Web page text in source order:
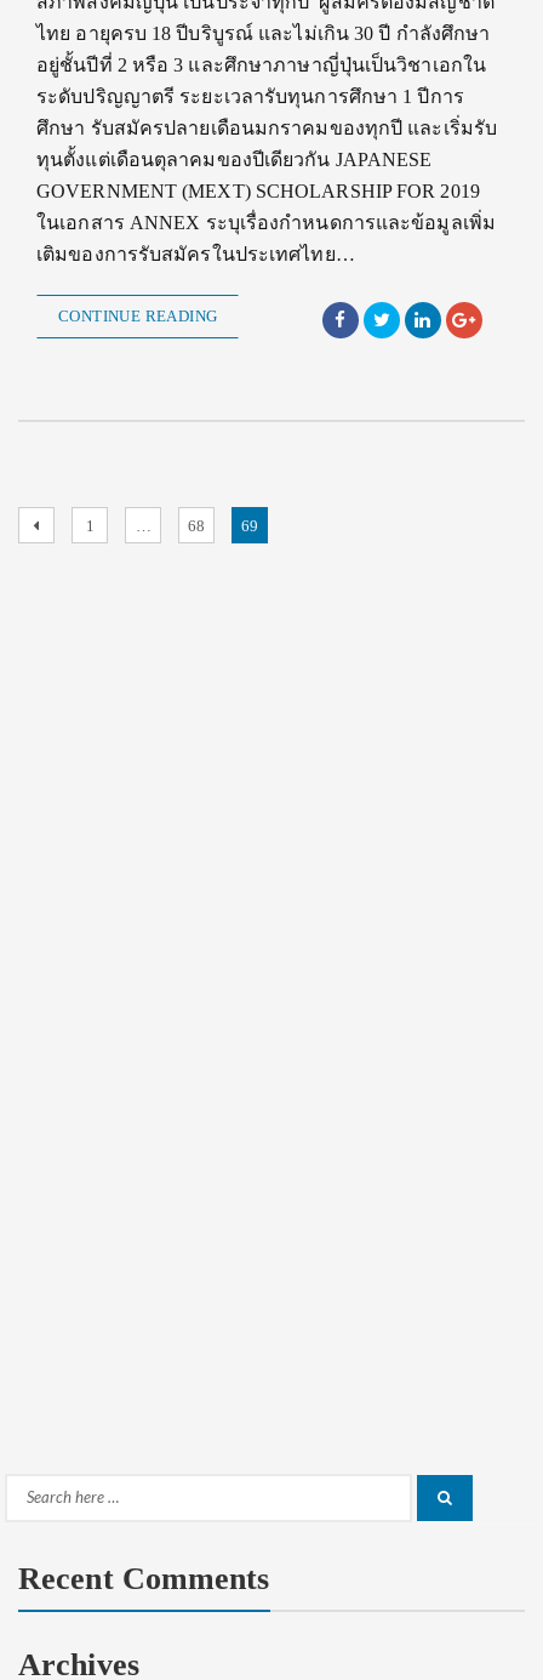
ไทย อายุครบ 18 ปีบริบูรณ์ และไม่เกิน 30 ปี กำลังศึกษา
อยู่ชั้นปีที่ 2 หรือ 3 และศึกษาภาษาญี่ปุ่นเป็นวิชาเอกใน
ระดับปริญญาตรี ระยะเวลารับทุนการศึกษา 1 ปีการ
ศึกษา รับสมัครปลายเดือนมกราคมของทุกปี และเริ่มรับ
ทุนตั้งแต่เดือนตุลาคมของปีเดียวกัน JAPANESE
GOVERNMENT (MEXT) SCHOLARSHIP FOR 2019
ในเอกสาร ANNEX ระบุเรื่องกำหนดการและข้อมูลเพิ่ม
เติมของการรับสมัครในประเทศไทย…
CONTINUE READING
Posts
PreviousPage
1 … Page
68 Page
69
Search
Recent Comments
Archives